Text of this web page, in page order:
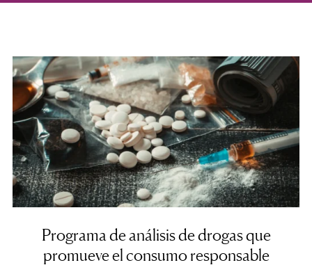
Programa de análisis de drogas que
promueve el consumo responsable